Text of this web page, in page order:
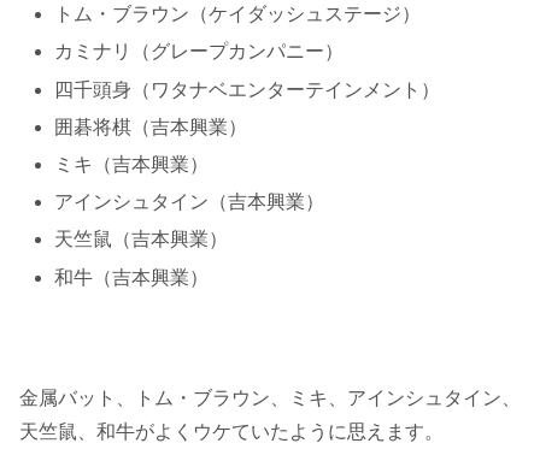
トム・ブラウン（ケイダッシュステージ）
カミナリ（グレープカンパニー）
四千頭身（ワタナベエンターテインメント）
囲碁将棋（吉本興業）
ミキ（吉本興業）
アインシュタイン（吉本興業）
天竺鼠（吉本興業）
和牛（吉本興業）
金属バット、トム・ブラウン、ミキ、アインシュタイン、
天竺鼠、和牛がよくウケていたように思えます。